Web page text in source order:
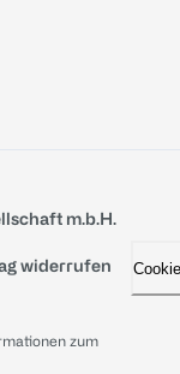
m.b.H.
widerrufen
zum